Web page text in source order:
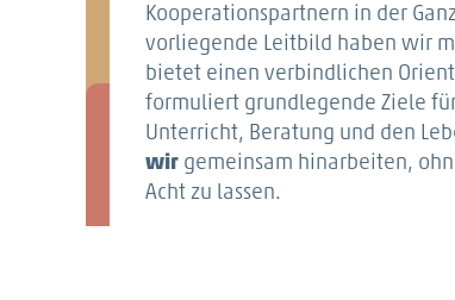
Kooperationspartnern in der
vorliegende Leitbild haben wir
bietet einen verbindlichen
formuliert grundlegende Ziele
Unterricht, Beratung und den
wir gemeinsam hinarbeiten,
Acht zu lassen.